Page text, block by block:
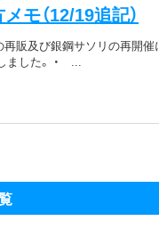
モ（12/19追記）
販及び銀鋼サソリの再開催
ました。 ・ ...